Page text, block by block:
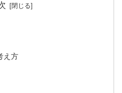
え方